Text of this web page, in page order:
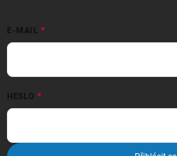
E-MAIL
HESLO